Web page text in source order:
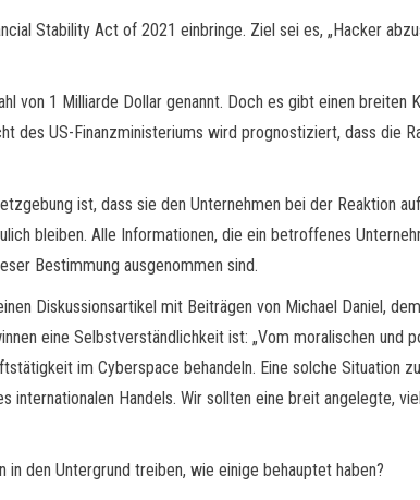
Stability Act of 2021 einbringe. Ziel sei es, „Hacker
von 1 Milliarde Dollar genannt. Doch es gibt einen
des US-Finanzministeriums wird prognostiziert, dass die
ist, dass sie den Unternehmen bei der Reaktion
bleiben. Alle Informationen, die ein betroffenes
Bestimmung ausgenommen sind.
Diskussionsartikel mit Beiträgen von Michael Daniel,
eine Selbstverständlichkeit ist: „Vom moralischen und
im Cyberspace behandeln. Eine solche Situation
internationalen Handels. Wir sollten eine breit angelegte,
den Untergrund treiben, wie einige behauptet haben?